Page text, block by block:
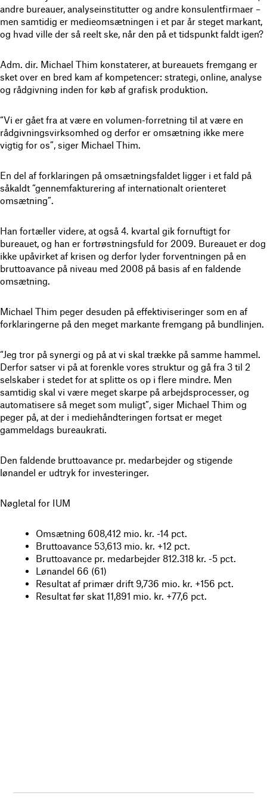
andre bureauer, analyseinstitutter og andre konsulentfirmaer –
men samtidig er medieomsætningen i et par år steget markant,
og hvad ville der så reelt ske, når den på et tidspunkt faldt igen?
Adm. dir. Michael Thim konstaterer, at bureauets fremgang er
sket over en bred kam af kompetencer: strategi, online, analyse
og rådgivning inden for køb af grafisk produktion.
“Vi er gået fra at være en volumen-forretning til at være en
rådgivningsvirksomhed og derfor er omsætning ikke mere
vigtig for os”, siger Michael Thim.
En del af forklaringen på omsætningsfaldet ligger i et fald på
såkaldt “gennemfakturering af internationalt orienteret
omsætning”.
Han fortæller videre, at også 4. kvartal gik fornuftigt for
bureauet, og han er fortrøstningsfuld for 2009. Bureauet er dog
ikke upåvirket af krisen og derfor lyder forventningen på en
bruttoavance på niveau med 2008 på basis af en faldende
omsætning.
Michael Thim peger desuden på effektiviseringer som en af
forklaringerne på den meget markante fremgang på bundlinjen.
“Jeg tror på synergi og på at vi skal trække på samme hammel.
Derfor satser vi på at forenkle vores struktur og gå fra 3 til 2
selskaber i stedet for at splitte os op i flere mindre. Men
samtidig skal vi være meget skarpe på arbejdsprocesser, og
automatisere så meget som muligt”, siger Michael Thim og
peger på, at der i mediehåndteringen fortsat er meget
gammeldags bureaukrati.
Den faldende bruttoavance pr. medarbejder og stigende
lønandel er udtryk for investeringer.
Nøgletal for IUM
Omsætning 608,412 mio. kr. -14 pct.
Bruttoavance 53,613 mio. kr. +12 pct.
Bruttoavance pr. medarbejder 812.318 kr. -5 pct.
Lønandel 66 (61)
Resultat af primær drift 9,736 mio. kr. +156 pct.
Resultat før skat 11,891 mio. kr. +77,6 pct.